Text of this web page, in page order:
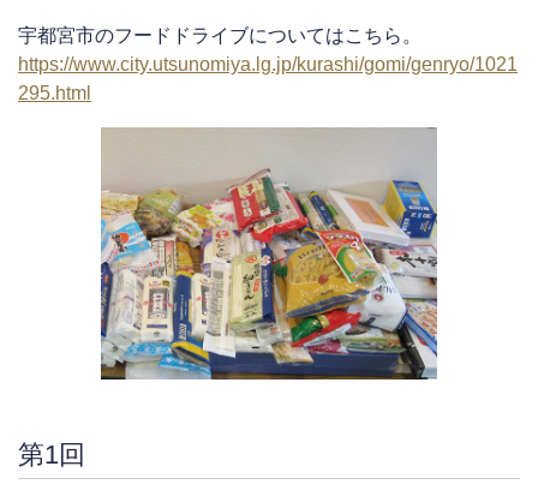
宇都宮市のフードドライブについてはこちら。
https://www.city.utsunomiya.lg.jp/kurashi/gomi/genryo/1021
295.html
第1回